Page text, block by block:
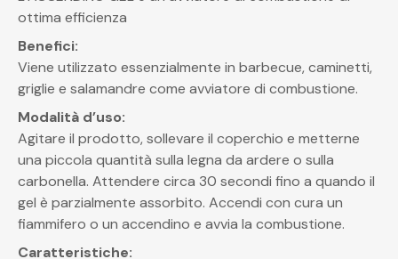
ottima efficienza
Benefici:
Viene utilizzato essenzialmente in barbecue, caminetti,
griglie e salamandre come avviatore di combustione.
Modalità d’uso:
Agitare il prodotto, sollevare il coperchio e metterne
una piccola quantità sulla legna da ardere o sulla
carbonella. Attendere circa 30 secondi fino a quando il
gel è parzialmente assorbito. Accendi con cura un
fiammifero o un accendino e avvia la combustione.
Caratteristiche: